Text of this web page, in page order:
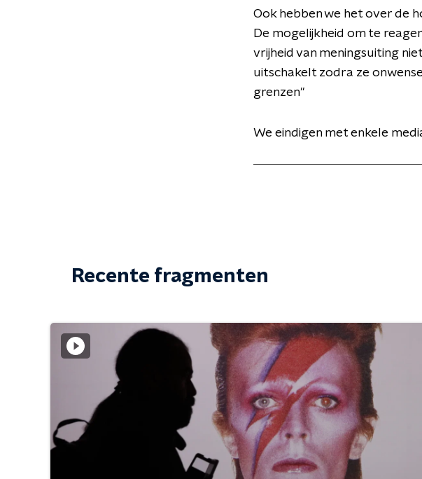
Ook hebben we het over de
De mogelijkheid om te
vrijheid van meningsuiting
uitschakelt zodra ze
grenzen"
We eindigen met enkele
Recente fragmenten